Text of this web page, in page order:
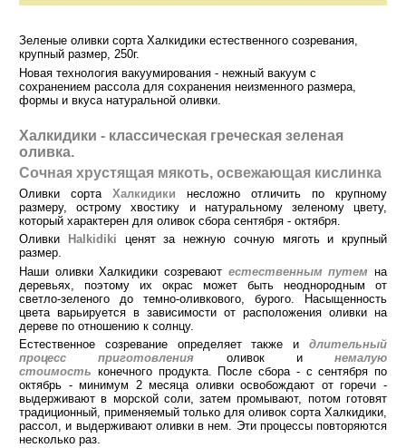
Зеленые оливки сорта Халкидики естественного созревания,
крупный размер, 250г.
Новая технология вакуумирования - нежный вакуум с
сохранением рассола для сохранения неизменного размера,
формы и вкуса натуральной оливки.
Халкидики - классическая греческая зеленая
оливка.
Сочная хрустящая мякоть, освежающая кислинка
Оливки сорта Халкидики несложно отличить по крупному
размеру, острому хвостику и натуральному зеленому цвету,
который характерен для оливок сбора сентября - октября.
Оливки
Halkidiki ценят за нежную сочную мяготь и крупный
размер.
Наши оливки Халкидики созревают естественным путем на
деревьях, поэтому их окрас может быть неоднородным от
светло-зеленого до темно-оливкового, бурого. Насыщенность
цвета варьируется в зависимости от расположения оливки на
дереве по отношению к солнцу.
Естественное созревание определяет также и длительный
процесс приготовления оливок и немалую
стоимость конечного продукта. После сбора - с сентября по
октябрь - минимум 2 месяца оливки освобождают от горечи -
выдерживают в морской соли, затем промывают, потом готовят
традиционный, применяемый только для оливок сорта Халкидики,
рассол, и выдерживают оливки в нем. Эти процессы повторяются
несколько раз.